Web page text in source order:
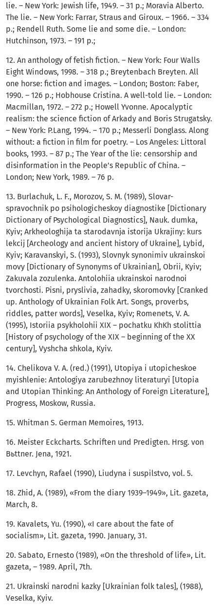
lie. – New York: Jewish life, 1949. – 31 p.; Moravia Alberto.
The lie. – New York: Farrar, Straus and Giroux. – 1966. – 334
p.; Rendell Ruth. Some lie and some die. – London:
Hutchinson, 1973. – 191 p.;
12. An anthology of fetish fiction. – New York: Four Walls
Eight Windows, 1998. – 318 p.; Breytenbach Breyten. All
one horse: fiction and images. – London; Boston: Faber,
1990. – 126 p.; Hobhouse Cristina. A well-told lie. – London:
Macmillan, 1972. – 272 p.; Howell Yvonne. Apocalyptic
realism: the science fiction of Arkady and Boris Strugatsky.
– New York: P.Lang, 1994. – 170 p.; Messerli Donglass. Along
without: a fiction in film for poetry. – Los Angeles: Littoral
books, 1993. – 87 p.; The Year of the lie: censorship and
disinformation in the People’s Republic of China. –
London; New York, 1989. – 76 p.
13. Burlachuk, L. F., Morozov, S. M. (1989), Slovar-
spravochnik po psihologicheskoy diagnostike [Dictionary
Dictionary of Psychological Diagnostics], Nauk. dumka,
Kyiv; Arkheologhija ta starodavnja istorija Ukrajiny: kurs
lekcij [Archeology and ancient history of Ukraine], Lybid,
Kyiv; Karavanskyi, S. (1993), Slovnyk synonimiv ukrainskoi
movy [Dictionary of Synonyms of Ukrainian], Obrii, Kyiv;
Zakuvala zozulenka. Antolohiia ukrainskoi narodnoi
tvorchosti. Pisni, pryslivia, zahadky, skoromovky [Cranked
up. Anthology of Ukrainian Folk Art. Songs, proverbs,
riddles, patter words], Veselka, Kyiv; Romenets, V. A.
(1995), Istoriia psykholohii XIX – pochatku KhKh stolittia
[History of psychology of the XIX – beginning of the XX
century], Vyshcha shkola, Kyiv.
14. Chelikova V. A. (red.) (1991), Utopiya i utopicheskoe
myishlenie: Antologiya zarubezhnoy literaturyi [Utopia
and Utopian Thinking: An Anthology of Foreign Literature],
Progress, Moskow, Russia.
15. Whitman S. German Memoires, 1913.
16. Meister Eckcharts. Schriften und Predigten. Hrsg. von
Bьttner. Jena, 1921.
17. Levchyn, Rafael (1990), Liudyna i suspilstvo, vol. 5.
18. Zhid, A. (1989), «From the diary 1939–1949», Lit. gazeta,
March, 8.
19. Kavalets, Yu. (1990), «I care about the fate of
socialism», Lit. gazeta, 1990. January, 31.
20. Sabato, Ernesto (1989), «On the threshold of life», Lit.
gazeta, – 1989. April, 7th.
21. Ukrainski narodni kazky [Ukrainian folk tales], (1988),
Veselka, Kyiv.